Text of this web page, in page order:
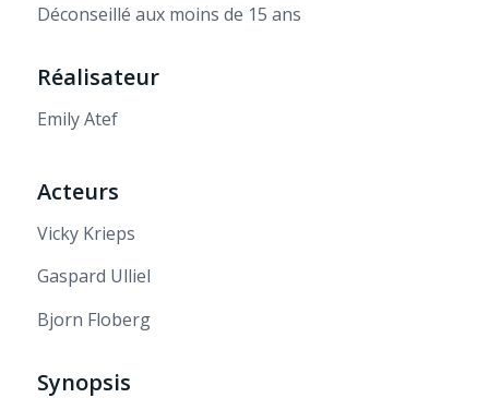
Déconseillé aux moins de 15 ans
Réalisateur
Emily Atef
Acteurs
Vicky Krieps
Gaspard Ulliel
Bjorn Floberg
Synopsis